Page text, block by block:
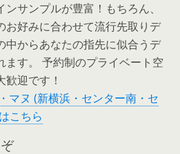
サンプルが豊富！もちろん、
お好みに合わせて流行先取りデ
中からあなたの指先に似合うデ
ます。 予約制のプライベート空
迎です！
マヌ (新横浜・センター南・セ
こちら